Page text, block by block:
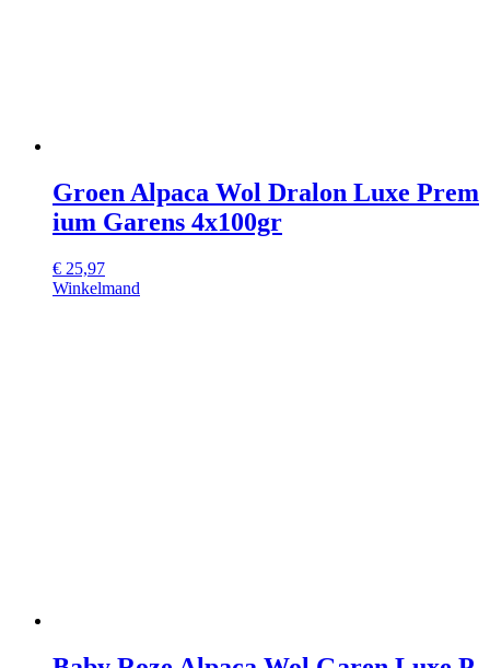
Groen Alpaca Wol Dralon Luxe Prem
ium Garens 4x100gr
€ 25,97
Winkelmand